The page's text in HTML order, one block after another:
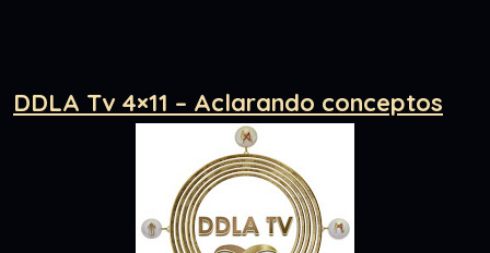
DDLA Tv 4×11 – Aclarando conceptos